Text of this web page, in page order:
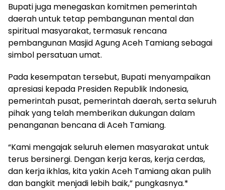
Bupati juga menegaskan komitmen pemerintah
daerah untuk tetap pembangunan mental dan
spiritual masyarakat, termasuk rencana
pembangunan Masjid Agung Aceh Tamiang sebagai
simbol persatuan umat.
Pada kesempatan tersebut, Bupati menyampaikan
apresiasi kepada Presiden Republik Indonesia,
pemerintah pusat, pemerintah daerah, serta seluruh
pihak yang telah memberikan dukungan dalam
penanganan bencana di Aceh Tamiang.
“Kami mengajak seluruh elemen masyarakat untuk
terus bersinergi. Dengan kerja keras, kerja cerdas,
dan kerja ikhlas, kita yakin Aceh Tamiang akan pulih
dan bangkit menjadi lebih baik,” pungkasnya.*